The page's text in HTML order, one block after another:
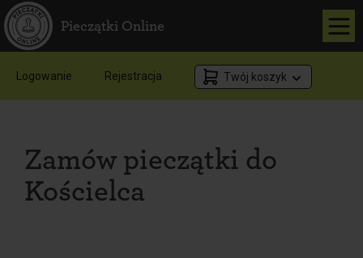
Pieczątki Online
Logowanie Rejestracja Twój koszyk
Zamów pieczątki do
Kościelca